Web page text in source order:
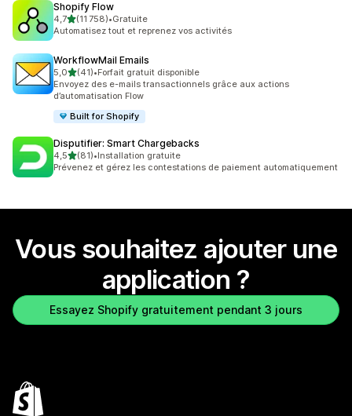
Shopify Flow
4,7étoile(s) sur 5
(11 758)
11758 avis au total
•Gratuite
Automatisez tout et reprenez vos activités
WorkflowMail Emails
5,0étoile(s) sur 5
(41)
41 avis au total
•Forfait gratuit disponible
Envoyez des e-mails transactionnels grâce aux actions
d’automatisation Flow
Built for Shopify
Disputifier: Smart Chargebacks
4,5étoile(s) sur 5
(81)
81 avis au total
•Installation gratuite
Prévenez et gérez les contestations de paiement automatiquement
Vous souhaitez ajouter une
application ?
Essayez Shopify gratuitement pendant 3 jours